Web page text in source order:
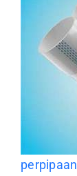
perpipaan